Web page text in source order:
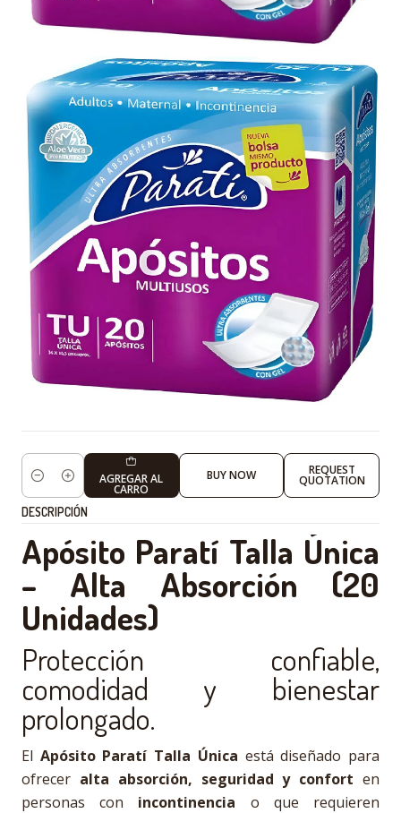
Cantidad AGREGAR AL
CARRO
BUY NOW REQUEST
QUOTATION
DESCRIPCIÓN
Apósito Paratí Talla Única
– Alta Absorción (20
Unidades)
Protección confiable,
comodidad y bienestar
prolongado.
El Apósito Paratí Talla Única está diseñado para
ofrecer alta absorción, seguridad y confort en
personas con incontinencia o que requieren